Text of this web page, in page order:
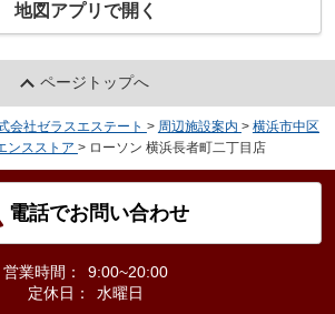
地図アプリで開く
ページトップへ
会社ゼラスエステート > 周辺施設案内 > 横浜市中区
ンスストア > ローソン 横浜長者町二丁目店
電話でお問い合わせ
営業時間：
9:00~20:00
定休日：
水曜日